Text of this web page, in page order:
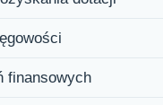
finansowych